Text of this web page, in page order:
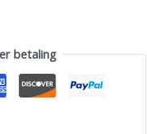
betaling